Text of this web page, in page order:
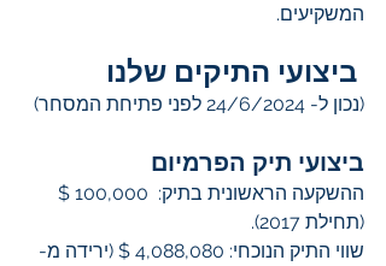
המשקיעים.
ביצועי התיקים שלנו
(נכון ל- 24/6/2024 לפני פתיחת המסחר)
ביצועי תיק הפרמיום
ההשקעה הראשונית בתיק:  100,000 $
(תחילת 2017).
שווי התיק הנוכחי: 4,088,080 $ (ירידה מ-